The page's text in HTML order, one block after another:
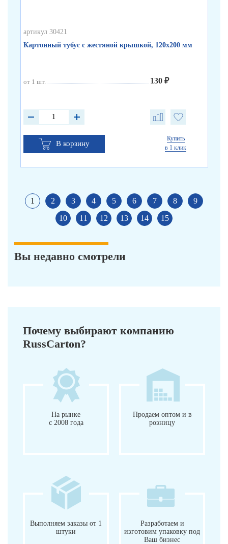
артикул 30421
Картонный тубус с жестяной крышкой, 120х200 мм
от 1 шт. 130 ₽
В корзину
Купить
в 1 клик
1 2 3 4 5 6 7 8
9
10
11 12 13 14 15
Вы недавно смотрели
Почему выбирают компанию
RussCarton?
На рынке
с 2008 года
Продаем оптом и в
розницу
Выполняем заказы от 1
штуки
Разработаем и
изготовим упаковку под
Ваш бизнес